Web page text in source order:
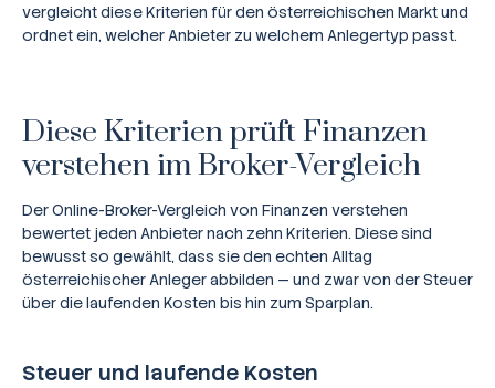
Online Kurse
vergleicht diese Kriterien für den österreichischen Markt und
ordnet ein, welcher Anbieter zu welchem Anlegertyp passt.
Diese Kriterien prüft Finanzen
verstehen im Broker-Vergleich
Der Online-Broker-Vergleich von Finanzen verstehen
bewertet jeden Anbieter nach zehn Kriterien. Diese sind
bewusst so gewählt, dass sie den echten Alltag
österreichischer Anleger abbilden — und zwar von der Steuer
über die laufenden Kosten bis hin zum Sparplan.
Steuer und laufende Kosten